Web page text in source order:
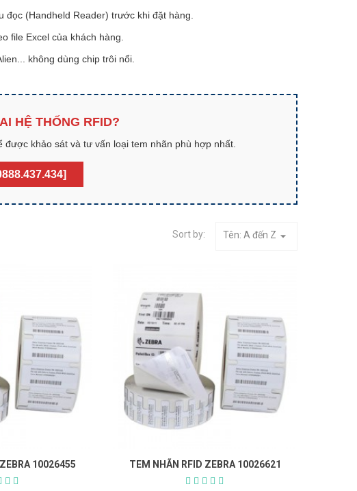
(Handheld Reader) trước khi đặt hàng.
file Excel của khách hàng.
không dùng chip trôi nổi.
HỆ THỐNG RFID?
khảo sát và tư vấn loại tem nhãn phù hợp nhất.
Sort by: Tên: A đến Z arrow_drop_down
10026455 TEM NHÃN RFID ZEBRA 10026621